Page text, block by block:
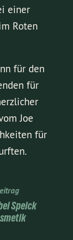
einer
Roten
für den
für
Joe
für
Speick